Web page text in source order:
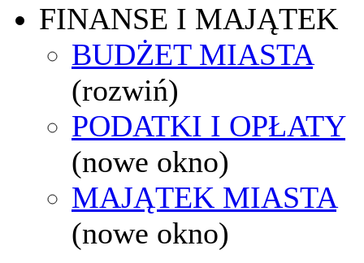
FINANSE I MAJĄTEK
BUDŻET MIASTA
(rozwiń)
PODATKI I OPŁATY
(nowe okno)
MAJĄTEK MIASTA
(nowe okno)